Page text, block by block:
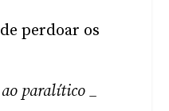
perdoar os
ao paralítico _